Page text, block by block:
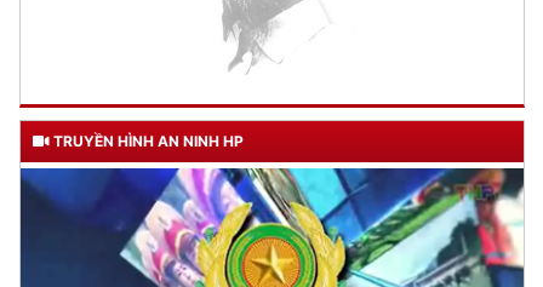
TRUYỀN HÌNH AN NINH HP